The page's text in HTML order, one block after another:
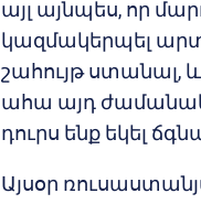
այլ այնպես, որ
կազմակերպել
շահույթ ստանալ,
ահա այդ ժամանակ
դուրս ենք եկել
Այսօր